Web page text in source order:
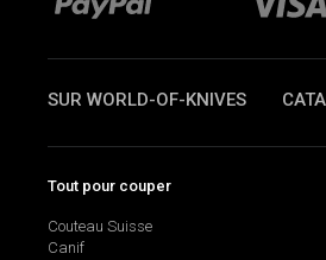
SUR WORLD-OF-KNIVES
Tout pour couper
Couteau Suisse
Canif